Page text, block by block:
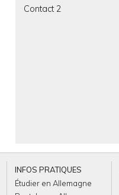
Contact 2
INFOS PRATIQUES
Étudier en Allemagne